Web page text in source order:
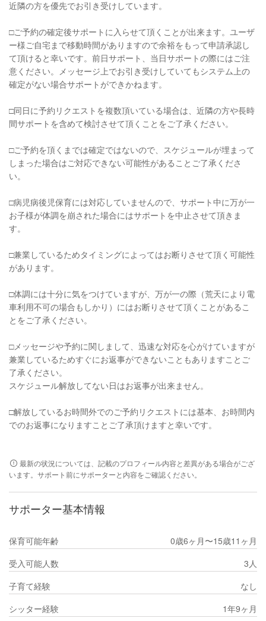
近隣の方を優先でお引き受けしています。
□︎ご予約の確定後サポートに入らせて頂くことが出来ます。ユーザ
ー様ご自宅まで移動時間がありますので余裕をもって申請承認し
て頂けると幸いです。前日サポート、当日サポートの際にはご注
意ください。メッセージ上でお引き受けしていてもシステム上の
確定がない場合サポートができかねます。
□︎同日に予約リクエストを複数頂いている場合は、近隣の方や長時
間サポートを含めて検討させて頂くことをご了承ください。
□ご予約を頂くまでは確定ではないので、スケジュールが埋まって
しまった場合はご対応できない可能性があることご了承くださ
い。
□︎病児病後児保育には対応していませんので、サポート中に万が一
お子様が体調を崩された場合にはサポートを中止させて頂きま
す。
□︎兼業しているためタイミングによってはお断りさせて頂く可能性
があります。
□︎体調には十分に気をつけていますが、万が一の際（荒天により電
車利用不可の場合もしかり）にはお断りさせて頂くことがあるこ
とをご了承ください。
□︎メッセージや予約に関しまして、迅速な対応を心がけていますが
兼業しているためすぐにお返事ができないこともありますことご
了承ください。
スケジュール解放してない日はお返事が出来ません。
□︎解放しているお時間外でのご予約リクエストには基本、お時間内
でのお返事になりますことご了承頂けますと幸いです。
最新の状況については、記載のプロフィール内容と差異がある場合がござ
います。サポート前にサポーターと内容をご確認ください。
サポーター基本情報
保育可能年齢
0歳6ヶ月〜15歳11ヶ月
受入可能人数
3人
子育て経験
なし
シッター経験
1年9ヶ月